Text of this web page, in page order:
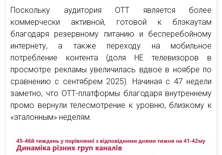
Поскольку аудитория ОТТ является более
коммерчески активной, готовой к блэкаутам
благодаря резервному питанию и бесперебойному
интернету, а также переходу на мобильное
потребление контента (доля НЕ телевизоров в
просмотре рекламы увеличилась вдвое в ноябре по
сравнению с сентябрем 2025). Начиная с 47 недели
заметно, что ОТТ-платформы благодаря внутреннему
промо вернули телесмотрение к уровню, близкому к
«эталонным» неделям.